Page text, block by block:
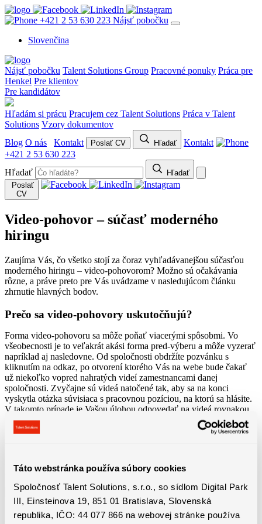
Táto webstránka používa súbory cookies
Spoločnosť Talent Solutions, s.r.o., so sídlom Digital Park
III, Einsteinova 19, 851 01 Bratislava, Slovenská
republika, IČO: 44 077 866 na webovej stránke používa
+421 2 53 630 223 Nájsť pobočku
Slovenčina
Nájsť pobočku Talent Solutions Group Pracovné ponuky Práca pre
Henkel Pre klientov
Pre kandidátov
Hľadám si prácu Pracujem cez Talent Solutions Práca v Talent
Solutions Vzory dokumentov
Blog O nás Kontakt Poslať CV Hľadať
Kontakt
+421 2 53 630 223
Hľadať
Hľadať
Poslať
CV
Video-pohovor – súčasť moderného
hiringu
Zaujíma Vás, čo všetko stojí za čoraz vyhľadávanejšou súčasťou
moderného hiringu – video-pohovorom? Možno sú očakávania
rôzne, a práve preto pre Vás uvádzame v nasledujúcom článku
zhrnutie hlavných bodov.
Prečo sa video-pohovory uskutočňujú?
Forma video-pohovoru sa môže poňať viacerými spôsobmi. Vo
všeobecnosti je to veľakrát akási forma pred-výberu a môže vyzerať
napríklad aj nasledovne. Od spoločnosti obdržíte pozvánku s
kliknutím na odkaz, po otvorení ktorého Vás na webe bude čakať
už niekoľko vopred nahratých videí zamestnancami danej
spoločnosti. Zvyčajne sú videá natočené tak, aby sa na konci
vyskytla otázka súvisiaca s pracovnou pozíciou, na ktorú sa hlásite.
V takomto prípade je Vašou úlohou odpovedať na videá rovnakou
formou – nahrať krátku, ale výstižnú odpoveď na danú otázku.
Zvyčajne máte niekoľko sekúnd na prípravu, ako lepšie však bude
a pri odpovedi sa ich držať.
Druhým spôsobom môže byť video-pohovor uskutočnený ako